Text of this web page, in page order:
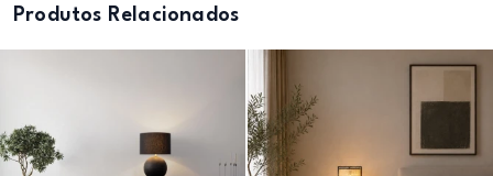
Produtos Relacionados